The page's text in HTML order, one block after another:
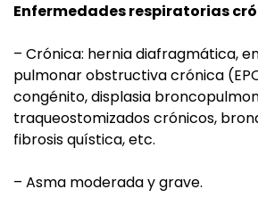
Enfermedades respiratorias
– Crónica: hernia diafragmática,
pulmonar obstructiva crónica
congénito, displasia
traqueostomizados crónicos,
fibrosis quística, etc.
– Asma moderada y grave.